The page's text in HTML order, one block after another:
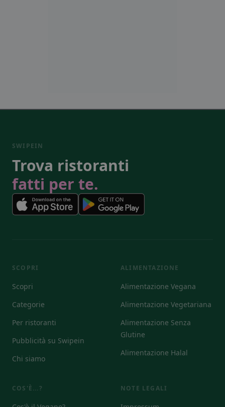
SWIPEIN
Trova ristoranti
fatti per te.
SCOPRI
Scopri
Categorie
Per ristoranti
Pubblicità su Swipein
Chi siamo
ALIMENTAZIONE
Alimentazione Vegana
Alimentazione Vegetariana
Alimentazione Senza
Glutine
Alimentazione Halal
COS'È...? NOTE LEGALI